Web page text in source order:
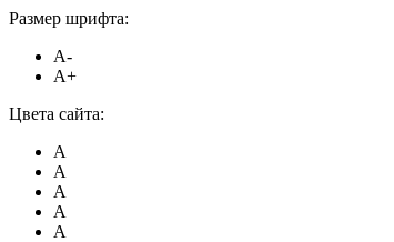
Размер шрифта:
A-
A+
Цвета сайта:
A
A
A
A
A